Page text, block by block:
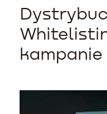
kampanie